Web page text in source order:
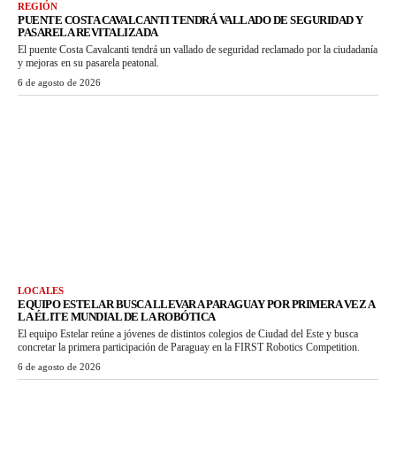
REGIÓN
PUENTE COSTA CAVALCANTI TENDRÁ VALLADO DE SEGURIDAD Y
PASARELA REVITALIZADA
El puente Costa Cavalcanti tendrá un vallado de seguridad reclamado por la ciudadanía
y mejoras en su pasarela peatonal.
6 de agosto de 2026
LOCALES
EQUIPO ESTELAR BUSCA LLEVAR A PARAGUAY POR PRIMERA VEZ A
LA ÉLITE MUNDIAL DE LA ROBÓTICA
El equipo Estelar reúne a jóvenes de distintos colegios de Ciudad del Este y busca
concretar la primera participación de Paraguay en la FIRST Robotics Competition.
6 de agosto de 2026